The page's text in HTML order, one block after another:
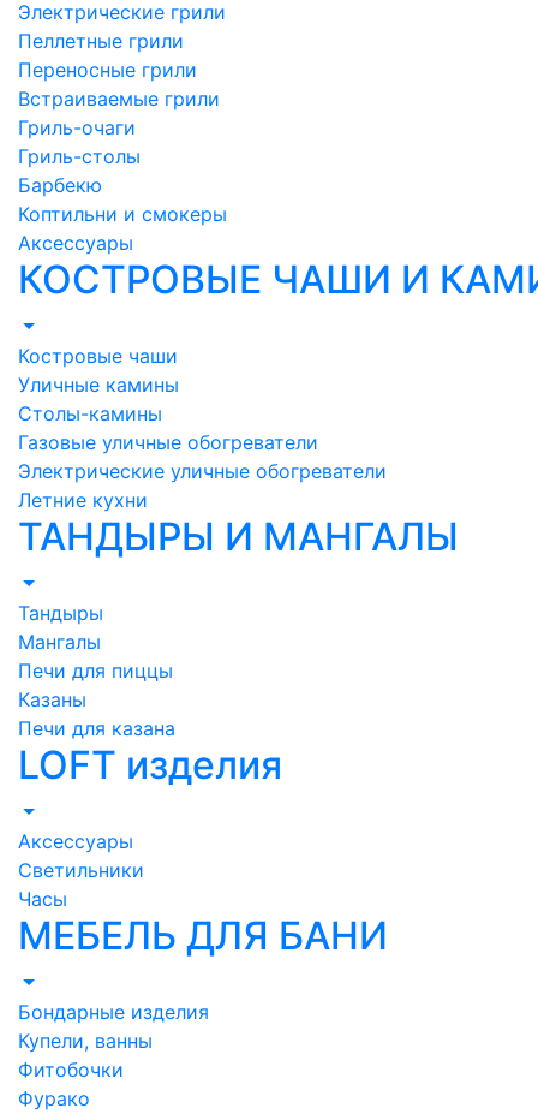
Электрические грили
Пеллетные грили
Переносные грили
Встраиваемые грили
Гриль-очаги
Гриль-столы
Барбекю
Коптильни и смокеры
Аксессуары
КОСТРОВЫЕ ЧАШИ И
Костровые чаши
Уличные камины
Столы-камины
Газовые уличные обогреватели
Электрические уличные обогреватели
Летние кухни
ТАНДЫРЫ И МАНГАЛЫ
Тандыры
Мангалы
Печи для пиццы
Казаны
Печи для казана
LOFT изделия
Аксессуары
Светильники
Часы
МЕБЕЛЬ ДЛЯ БАНИ
Бондарные изделия
Купели, ванны
Фитобочки
Фурако